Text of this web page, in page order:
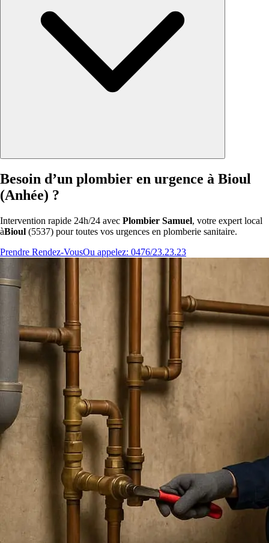
Besoin d’un plombier en urgence à Bioul
(Anhée) ?
Intervention rapide 24h/24 avec Plombier Samuel, votre expert local
àBioul (5537) pour toutes vos urgences en plomberie sanitaire.
Prendre Rendez-VousOu appelez: 0476/23.23.23